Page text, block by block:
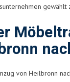
gewählt
von Heilbronn